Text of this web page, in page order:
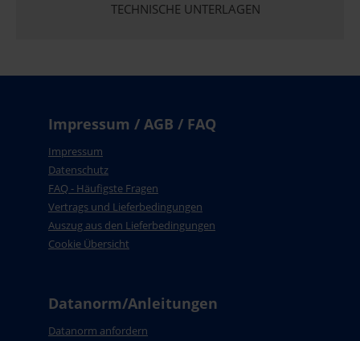
TECHNISCHE UNTERLAGEN
Impressum / AGB / FAQ
Impressum
Datenschutz
FAQ - Häufigste Fragen
Vertrags und Lieferbedingungen
Auszug aus den Lieferbedingungen
Cookie Übersicht
Datanorm/Anleitungen
Datanorm anfordern